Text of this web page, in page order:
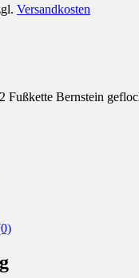
Versandkosten
Fußkette Bernstein